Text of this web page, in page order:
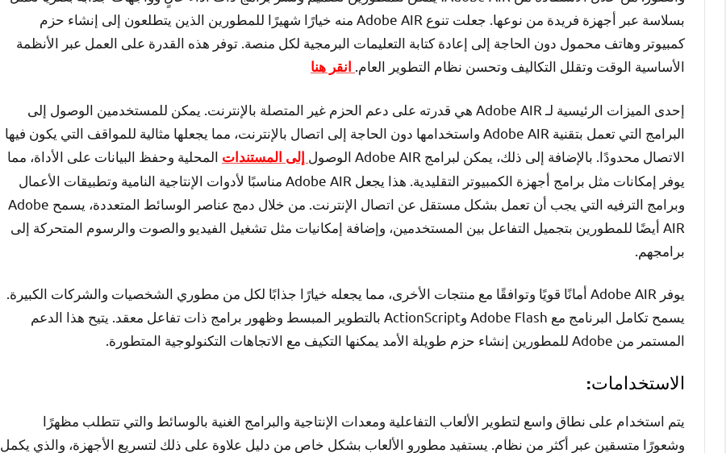
بسلاسة عبر أجهزة فريدة من نوعها. جعلت تنوع Adobe AIR منه خيارًا شهيرًا للمطورين الذين يتطلعون إلى إنشاء حزم
كمبيوتر وهاتف محمول دون الحاجة إلى إعادة كتابة التعليمات البرمجية لكل منصة. توفر هذه القدرة على العمل عبر الأنظمة
الأساسية الوقت وتقلل التكاليف وتحسن نظام التطوير العام. انقر هنا
إحدى الميزات الرئيسية لـ Adobe AIR هي قدرته على دعم الحزم غير المتصلة بالإنترنت. يمكن للمستخدمين الوصول إلى
البرامج التي تعمل بتقنية Adobe AIR واستخدامها دون الحاجة إلى اتصال بالإنترنت، مما يجعلها مثالية للمواقف التي يكون فيها
الاتصال محدودًا. بالإضافة إلى ذلك، يمكن لبرامج Adobe AIR الوصول
إلى المستندات المحلية وحفظ البيانات على الأداة، مما
يوفر إمكانات مثل برامج أجهزة الكمبيوتر التقليدية. هذا يجعل Adobe AIR مناسبًا لأدوات الإنتاجية النامية وتطبيقات الأعمال
وبرامج الترفيه التي يجب أن تعمل بشكل مستقل عن اتصال الإنترنت. من خلال دمج عناصر الوسائط المتعددة، يسمح Adobe
AIR أيضًا للمطورين بتجميل التفاعل بين المستخدمين، وإضافة إمكانيات مثل تشغيل الفيديو والصوت والرسوم المتحركة إلى
برامجهم.
يوفر Adobe AIR أمانًا قويًا وتوافقًا مع منتجات الأخرى، مما يجعله خيارًا جذابًا لكل من مطوري الشخصيات والشركات الكبيرة.
يسمح تكامل البرنامج مع Adobe Flash وActionScript بالتطوير المبسط وظهور برامج ذات تفاعل معقد. يتيح هذا الدعم
المستمر من Adobe للمطورين إنشاء حزم طويلة الأمد يمكنها التكيف مع الاتجاهات التكنولوجية المتطورة.
الاستخدامات:
يتم استخدام على نطاق واسع لتطوير الألعاب التفاعلية ومعدات الإنتاجية والبرامج الغنية بالوسائط والتي تتطلب مظهرًا
وشعورًا متسقين عبر أكثر من نظام. يستفيد مطورو الألعاب بشكل خاص من دليل علاوة على ذلك لتسريع الأجهزة، والذي يكمل